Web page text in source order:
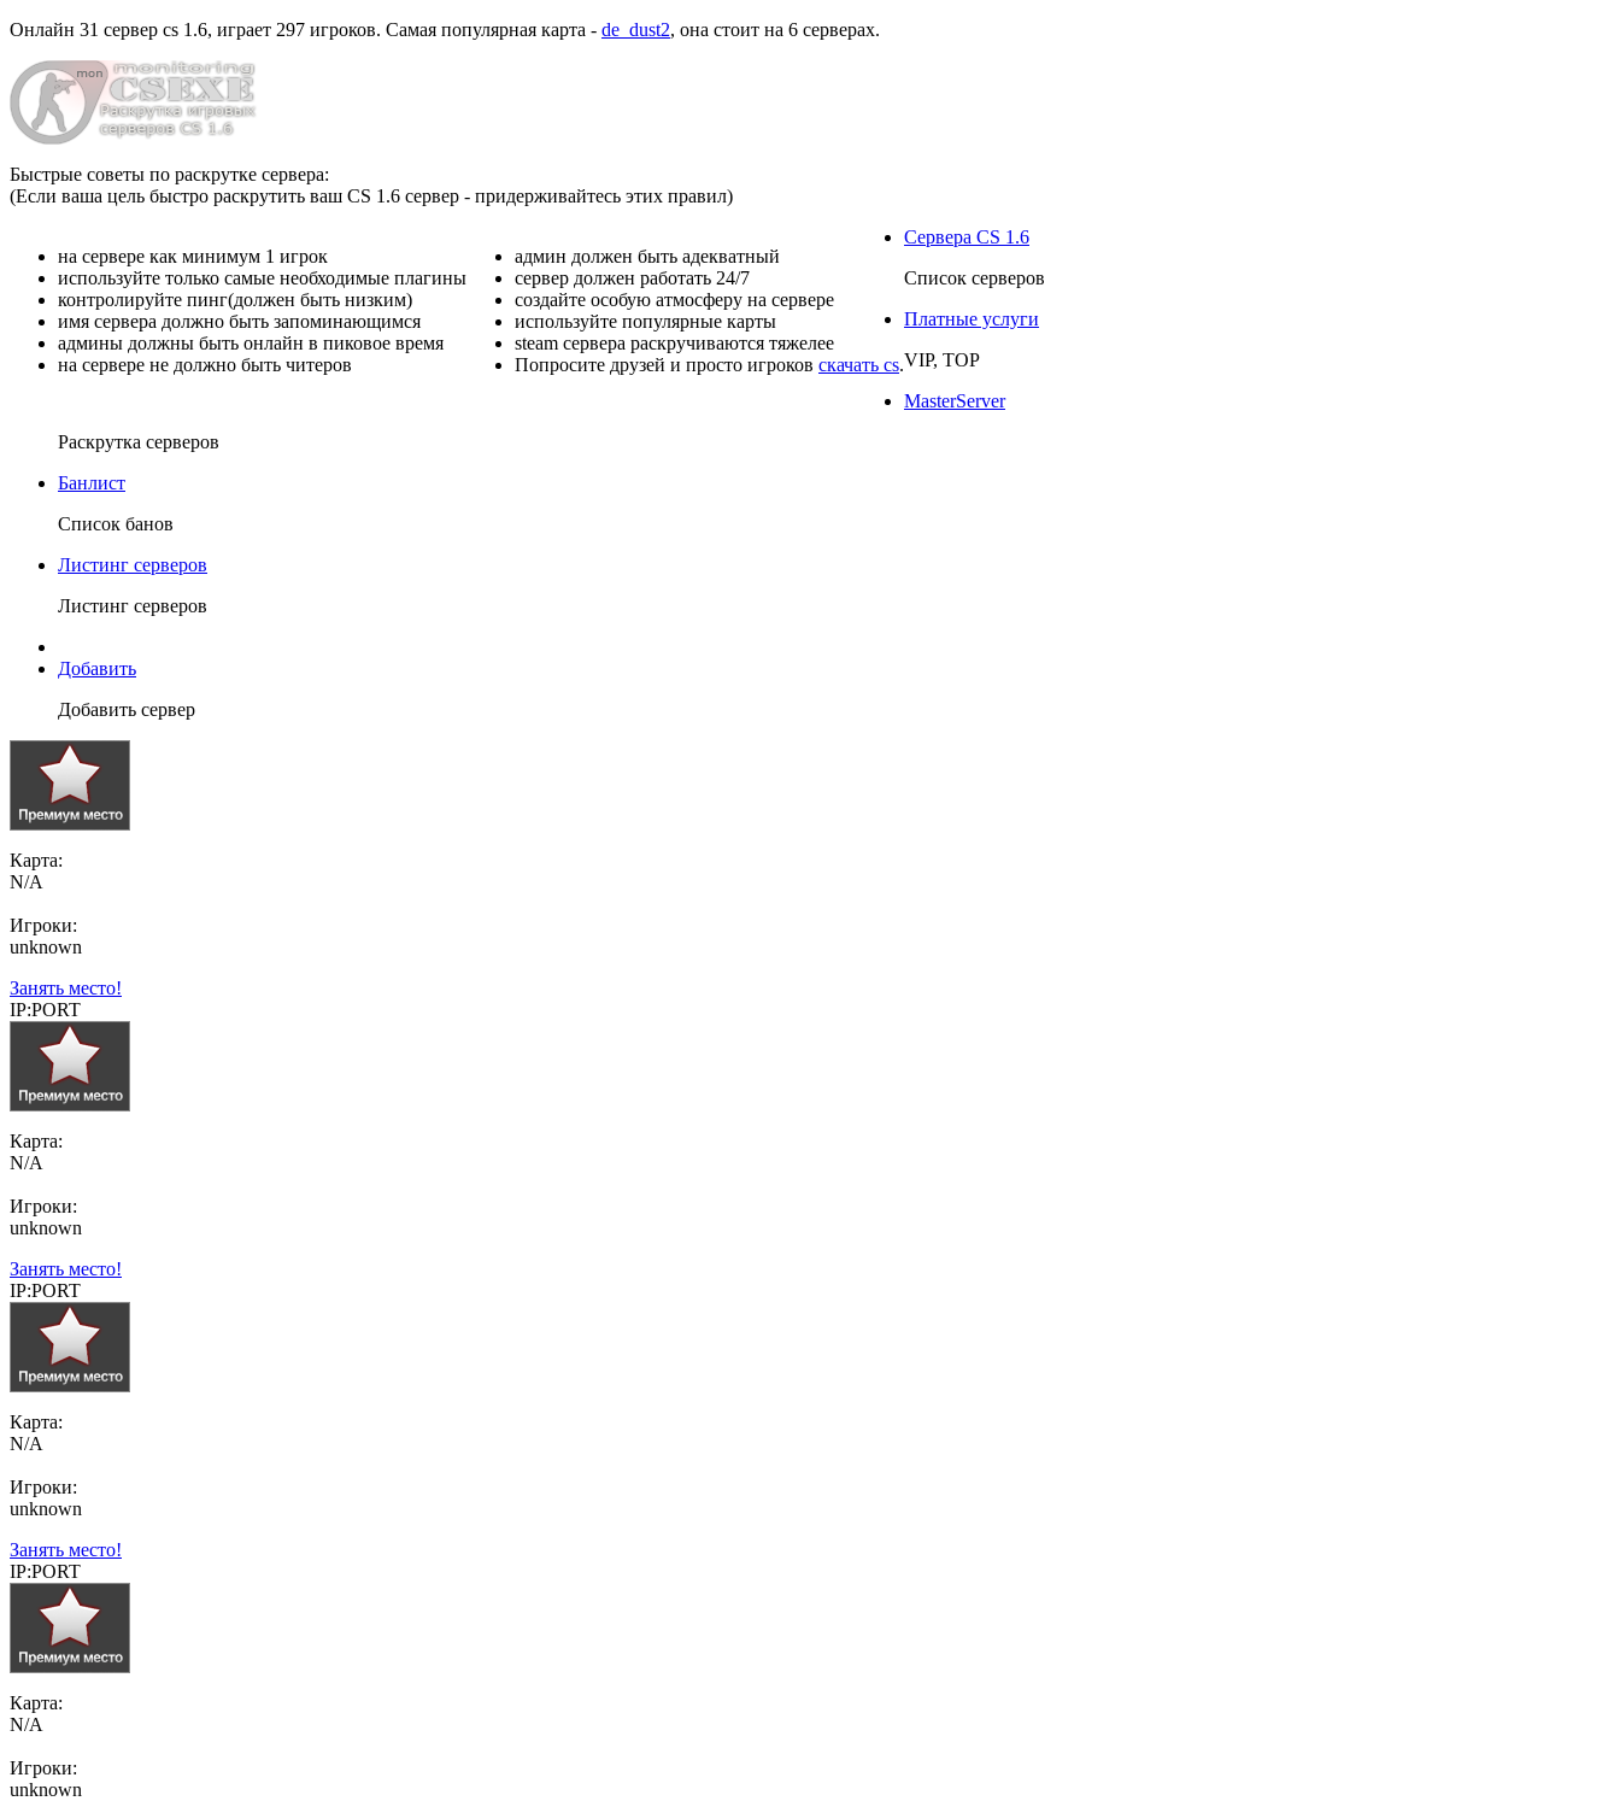
Онлайн 31 сервер cs 1.6, играет 297 игроков. Самая популярная карта - de_dust2, она стоит на 6 серверах.
Быстрые советы по раскрутке сервера:
(Если ваша цель быстро раскрутить ваш CS 1.6 сервер - придерживайтесь этих правил)
на сервере как минимум 1 игрок
используйте только самые необходимые плагины
контролируйте пинг(должен быть низким)
имя сервера должно быть запоминающимся
админы должны быть онлайн в пиковое время
на сервере не должно быть читеров
админ должен быть адекватный
сервер должен работать 24/7
создайте особую атмосферу на сервере
используйте популярные карты
steam сервера раскручиваются тяжелее
Попросите друзей и просто игроков скачать cs.
Сервера CS 1.6
Список серверов
Платные услуги
VIP, TOP
MasterServer
Раскрутка серверов
Банлист
Список банов
Листинг серверов
Листинг серверов
Добавить
Добавить сервер
Карта:
N/A
Игроки:
unknown
Занять место!
IP:PORT
Карта:
N/A
Игроки:
unknown
Занять место!
IP:PORT
Карта:
N/A
Игроки:
unknown
Занять место!
IP:PORT
Карта:
N/A
Игроки:
unknown